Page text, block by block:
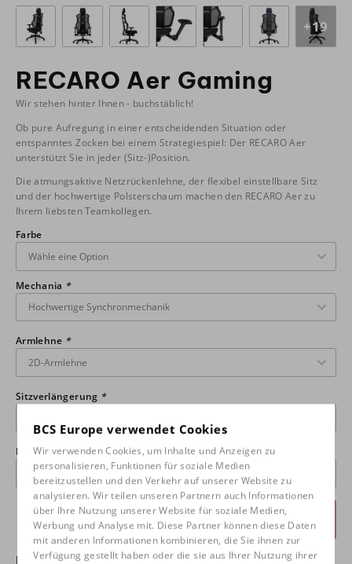
BCS Europe verwendet Cookies
Wir verwenden Cookies, um Inhalte und Anzeigen zu
personalisieren, Funktionen für soziale Medien
bereitzustellen und den Verkehr auf unserer Website zu
analysieren. Wir teilen unseren Partnern auch Informationen
über Ihre Nutzung unserer Website für soziale Medien,
Werbung und Analyse mit. Diese Partner können diese Daten
mit anderen Informationen kombinieren, die Sie ihnen zur
Verfügung gestellt haben oder die sie aus Ihrer Nutzung ihrer
+19
RECARO Aer Gaming
Wir stehen hinter Ihnen - buchstäblich!
Ob pure Aufregung in einer entscheidenden Situation oder
entspanntes Zocken bei einem Strategiespiel: Der RECARO Aer
unterstützt Sie in jeder (Sitz-)Position.
Die atmungsaktive Netzrückenlehne, der flexibel einstellbare Sitz
und der hochwertige Polsterschaum machen den RECARO Aer zu
Ihrem liebsten Teamkollegen.
Farbe
Mechania *
Armlehne *
Sitzverlängerung *
Lenkbare Rollen *
Angebot anfordern
Haben Sie Fragen zu diesem Produkt oder